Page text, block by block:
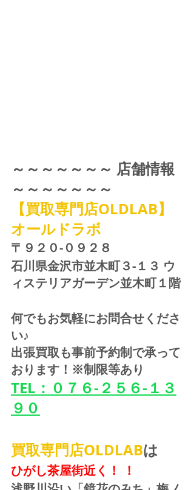
～～～～～～～ 店舗情報
～～～～～～～
【買取専門店OLDLAB】
オールドラボ
〒９２０-０９２８
石川県金沢市並木町３-１３ ウ
ィステリアガーデン並木町１階
何でもお気軽にお問合せくださ
い♪
出張買取も事前予約制で承って
おります！※制限等あり
TEL：０７６-２５６-１３
９０
買取専門店OLDLABは
ひがし茶屋街近く！ ！